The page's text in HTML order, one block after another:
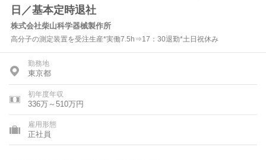
日／基本定時退社
株式会社柴山科学器械製作所
高分子の測定装置を受注生産*実働7.5h⇒17：30退勤*土日祝休み
勤務地
東京都
初年度年収
336万～510万円
雇用形態
正社員